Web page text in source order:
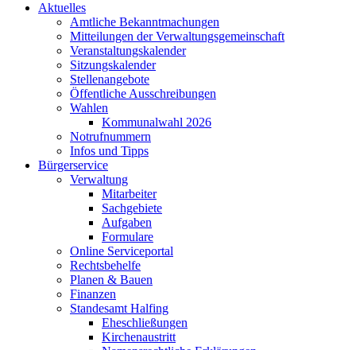
Aktuelles
Amtliche Bekanntmachungen
Mitteilungen der Verwaltungsgemeinschaft
Veranstaltungskalender
Sitzungskalender
Stellenangebote
Öffentliche Ausschreibungen
Wahlen
Kommunalwahl 2026
Notrufnummern
Infos und Tipps
Bürgerservice
Verwaltung
Mitarbeiter
Sachgebiete
Aufgaben
Formulare
Online Serviceportal
Rechtsbehelfe
Planen & Bauen
Finanzen
Standesamt Halfing
Eheschließungen
Kirchenaustritt